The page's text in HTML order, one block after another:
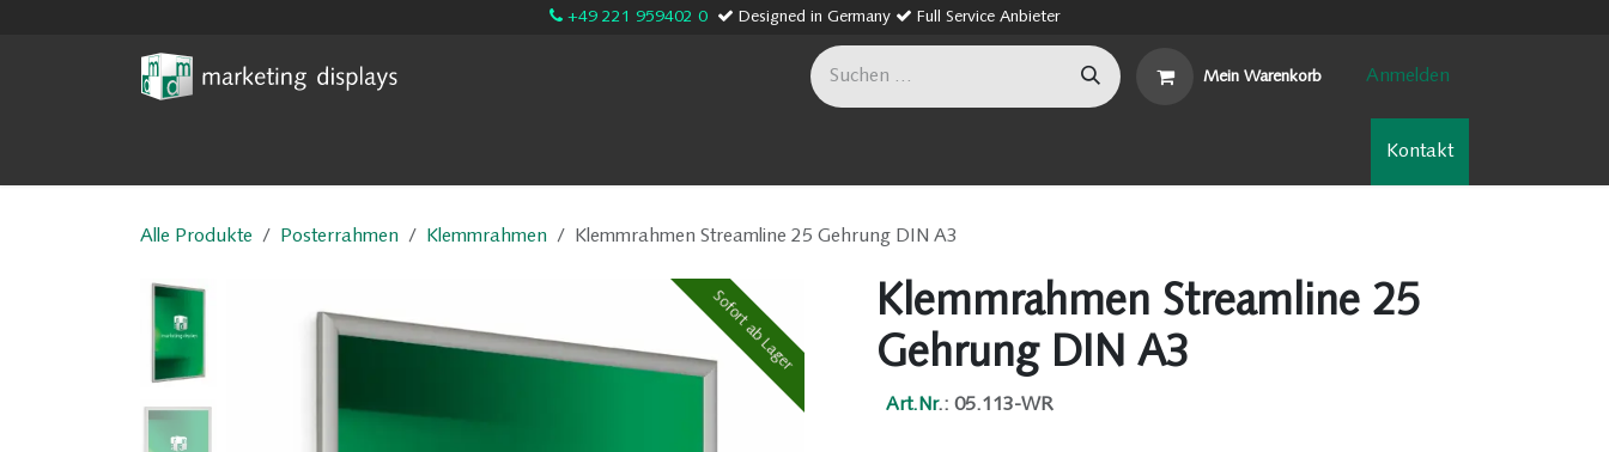
+49 221 959402 0 Designed in Germany Full Service Anbieter
Mein Warenkorb Anmelden
Kontakt
Alle Produkte Posterrahmen Klemmrahmen Klemmrahmen Streamline 25 Gehrung DIN A3
Sofort ab Lager
Sofort ab Lager
Klemmrahmen Streamline 25
Gehrung DIN A3
Art.Nr.: 05.113-WR